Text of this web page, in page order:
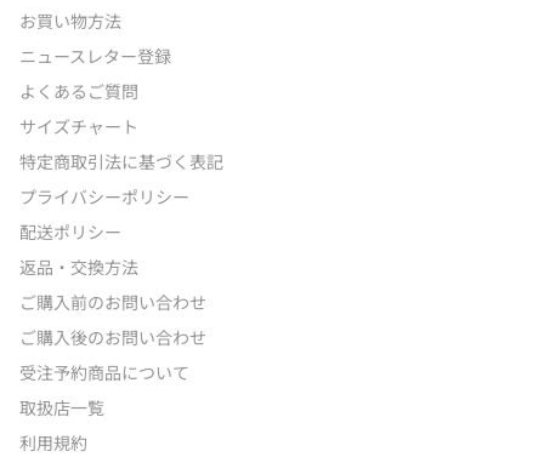
お買い物方法
ニュースレター登録
よくあるご質問
サイズチャート
特定商取引法に基づく表記
プライバシーポリシー
配送ポリシー
返品・交換方法
ご購入前のお問い合わせ
ご購入後のお問い合わせ
受注予約商品について
取扱店一覧
利用規約